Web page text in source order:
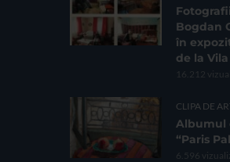
Bogdan
în
de la
16.212
CLIPA DE
Albumul
“Paris
6.596